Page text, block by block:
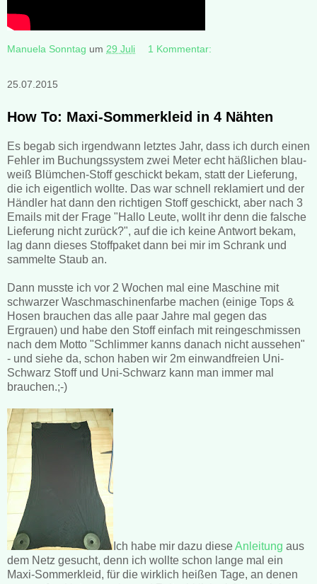
Manuela Sonntag um 29 Juli 1 Kommentar:
25.07.2015
How To: Maxi-Sommerkleid in 4 Nähten
Es begab sich irgendwann letztes Jahr, dass ich durch einen
Fehler im Buchungssystem zwei Meter echt häßlichen blau-
weiß Blümchen-Stoff geschickt bekam, statt der Lieferung,
die ich eigentlich wollte. Das war schnell reklamiert und der
Händler hat dann den richtigen Stoff geschickt, aber nach 3
Emails mit der Frage "Hallo Leute, wollt ihr denn die falsche
Lieferung nicht zurück?", auf die ich keine Antwort bekam,
lag dann dieses Stoffpaket dann bei mir im Schrank und
sammelte Staub an.
Dann musste ich vor 2 Wochen mal eine Maschine mit
schwarzer Waschmaschinenfarbe machen (einige Tops &
Hosen brauchen das alle paar Jahre mal gegen das
Ergrauen) und habe den Stoff einfach mit reingeschmissen
nach dem Motto "Schlimmer kanns danach nicht aussehen"
- und siehe da, schon haben wir 2m einwandfreien Uni-
Schwarz Stoff und Uni-Schwarz kann man immer mal
brauchen.;-)
Ich habe mir dazu dieseAnleitung aus
dem Netz gesucht, denn ich wollte schon lange mal ein
Maxi-Sommerkleid, für die wirklich heißen Tage, an denen